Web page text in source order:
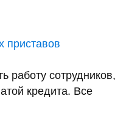
приставов
работу сотрудников,
кредита. Все